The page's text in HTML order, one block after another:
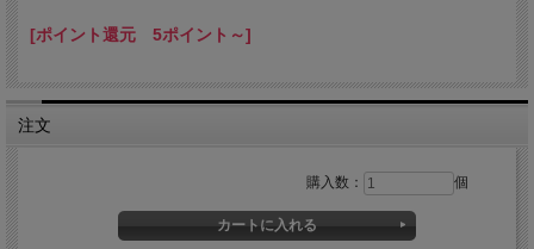
[ポイント還元 5ポイント～]
注文
購入数： 個